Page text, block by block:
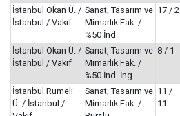
İstanbul Okan Ü. /
İstanbul / Vakıf
Sanat, Tasarım ve
Mimarlık Fak. /
%50 İnd.
17 / 2
İstanbul Okan Ü. /
İstanbul / Vakıf
Sanat, Tasarım ve
Mimarlık Fak. /
%50 İnd. İng.
8 / 1
İstanbul Rumeli
Ü. / İstanbul /
Sanat, Tasarım ve
Mimarlık Fak. /
11 /
11